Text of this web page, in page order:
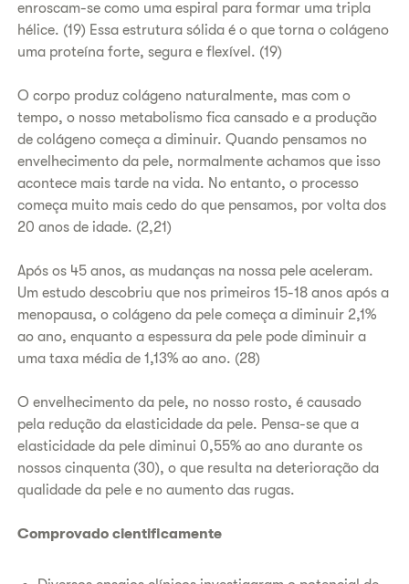
enroscam-se como uma espiral para formar uma tripla
hélice. (19) Essa estrutura sólida é o que torna o colágeno
uma proteína forte, segura e flexível. (19)
O corpo produz colágeno naturalmente, mas com o
tempo, o nosso metabolismo fica cansado e a produção
de colágeno começa a diminuir. Quando pensamos no
envelhecimento da pele, normalmente achamos que isso
acontece mais tarde na vida. No entanto, o processo
começa muito mais cedo do que pensamos, por volta dos
20 anos de idade. (2,21)
Após os 45 anos, as mudanças na nossa pele aceleram.
Um estudo descobriu que nos primeiros 15-18 anos após a
menopausa, o colágeno da pele começa a diminuir 2,1%
ao ano, enquanto a espessura da pele pode diminuir a
uma taxa média de 1,13% ao ano. (28)
O envelhecimento da pele, no nosso rosto, é causado
pela redução da elasticidade da pele. Pensa-se que a
elasticidade da pele diminui 0,55% ao ano durante os
nossos cinquenta (30), o que resulta na deterioração da
qualidade da pele e no aumento das rugas.
Comprovado cientificamente